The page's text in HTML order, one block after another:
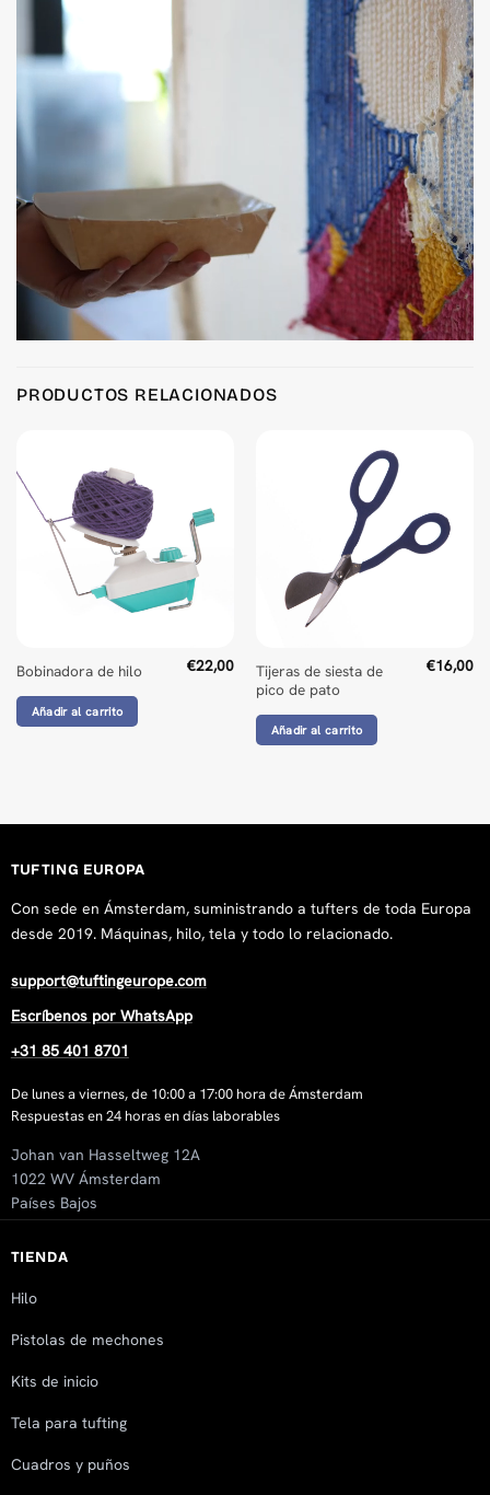
Rating: 5/5
Useful item
Wed Oct 16 2024 19:26:14 GMT+0000 (Coordinated
PRODUCTOS RELACIONADOS
Bobinadora de hilo €22,00
Añadir al carrito
Tijeras de siesta de
pico de pato
€16,00
Añadir al carrito
TIENDA
Hilo
Pistolas de mechones
Kits de inicio
Tela para tufting
Cuadros y puños
TUFTING EUROPA
Con sede en Ámsterdam, suministrando a tufters de toda Europa
desde 2019. Máquinas, hilo, tela y todo lo relacionado.
support@tuftingeurope.com
Escríbenos por WhatsApp
+31 85 401 8701
De lunes a viernes, de 10:00 a 17:00 hora de Ámsterdam
Respuestas en 24 horas en días laborables
Johan van Hasseltweg 12A
1022 WV Ámsterdam
Países Bajos